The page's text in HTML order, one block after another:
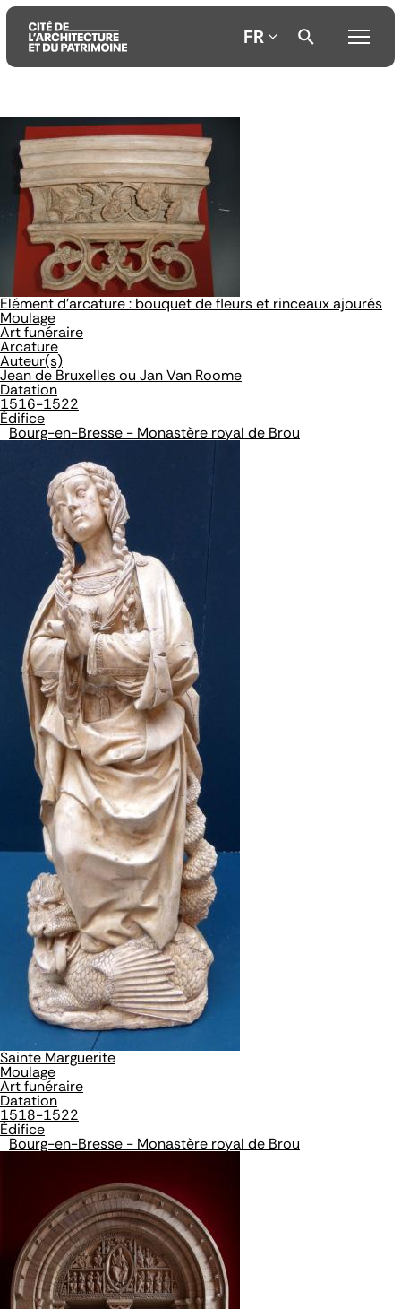
Aller
au
contenu
principal
Aller
au
menu
principal
Aller
recherche
FR
Elément d'arcature : bouquet de fleurs et rinceaux ajourés
Moulage
Art funéraire
Arcature
Auteur(s)
Jean de Bruxelles ou Jan Van Roome
Datation
1516-1522
Édifice
Bourg-en-Bresse - Monastère royal de Brou
Sainte Marguerite
Moulage
Art funéraire
Datation
1518-1522
Édifice
Bourg-en-Bresse - Monastère royal de Brou